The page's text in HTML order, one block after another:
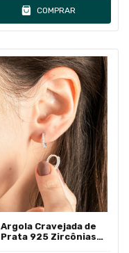
COMPRAR
Argola Cravejada de
Prata 925 Zircônias